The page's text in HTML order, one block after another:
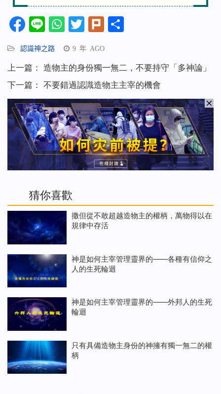
Facebook
LineWhatsApp
Twitter
Plurk
認識神之路 9 年 AGO
上一篇： 造物主的身份獨一無二，不要持守「多神論」
下一篇： 不要錯過認識造物主主宰的機會
猜你喜歡
撒但從不敢超越造物主的權柄，萬物得以在
規律中存活
神是如何主宰管理靈界的——各種有信仰之
人的生死輪迴
神是如何主宰管理靈界的——外邦人的生死
輪迴
只有具備造物主身份的神擁有獨一無二的權
柄